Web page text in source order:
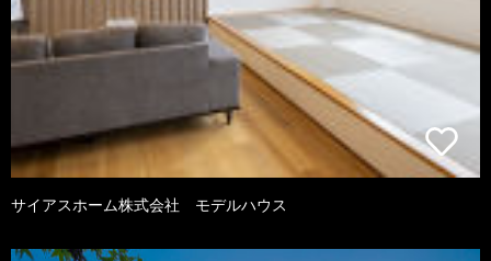
サイアスホーム株式会社 モデルハウス